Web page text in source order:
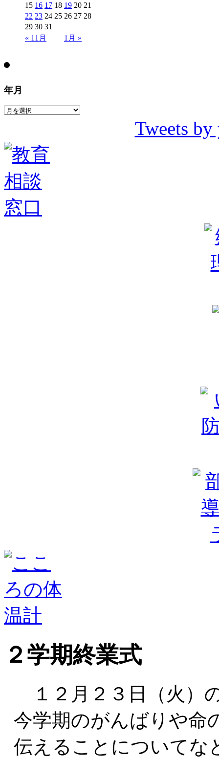
« 11月 1月 »
15 16 17 18 19 20 21
22 23 24 25 26 27 28
29 30 31
年月
Tweets
２学期終業式
１２月２３日（火）
今学期のがんばりや命
伝えることについてな